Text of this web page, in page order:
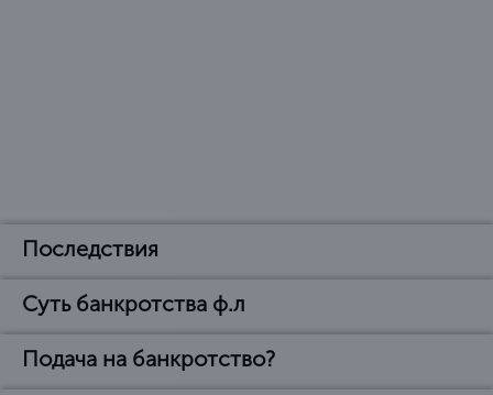
Последствия
Последствия
объявления банкротом
физического лица
Суть банкротства ф.л
В чем суть банкротства
Подача на банкротство?